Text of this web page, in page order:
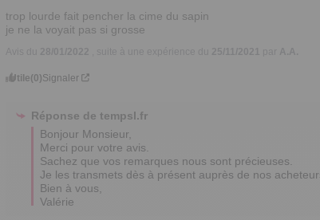
trop lourde fait pencher la cime du sapin
je ne la voyait pas si grosse
Utile(0)Signaler
Réponse detempsl.fr
Bonjour Monsieur,
Merci pour votre avis.
Sachez que vos remarques nous sont précieuses.
Je les transmets dès à présent auprès de nos
Bien à vous,
Valérie